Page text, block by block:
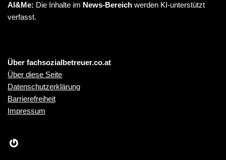
AI&Me: Die Inhalte im News-Bereich werden KI-unterstützt
verfasst.
Über fachsozialbetreuer.co.at
Über diese Seite
Datenschutzerklärung
Barrierefreiheit
Impressum